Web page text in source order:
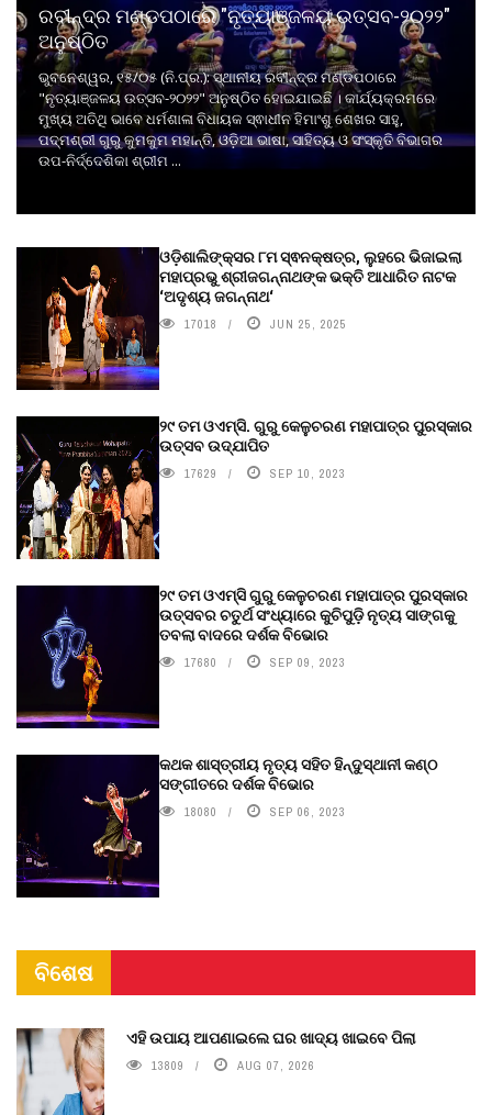
ରବୀନ୍ଦ୍ର ମଣ୍ଡପଠାରେ "ନୃତ୍ୟାଞ୍ଜଳୟ ଉତ୍ସବ-୨୦୨୨"
ଅନୁଷ୍ଠିତ
ଭୁବନେଶ୍ୱର, ୧୫/୦୫ (ନି.ପ୍ର.): ସ୍ଥାନୀୟ ରବୀନ୍ଦ୍ର ମଣ୍ଡପଠାରେ
"ନୃତ୍ୟାଞ୍ଜଳୟ ଉତ୍ସବ-୨୦୨୨" ଅନୁଷ୍ଠିତ ହୋଇଯାଇଛି । କାର୍ଯ୍ୟକ୍ରମରେ
ମୁଖ୍ୟ ଅତିଥି ଭାବେ ଧର୍ମଶାଳା ବିଧାୟକ ସ୍ଵାଧୀନ ହିମାଂଶୁ ଶେଖର ସାହୁ,
ପଦ୍ମଶ୍ରୀ ଗୁରୁ କୁମକୁମ ମହାନ୍ତି, ଓଡ଼ିଆ ଭାଷା, ସାହିତ୍ୟ ଓ ସଂସ୍କୃତି ବିଭାଗର
ଉପ-ନିର୍ଦ୍ଦେଶିକା ଶ୍ରୀମ ...
ଓଡ଼ିଶାଲିଙ୍କ୍ସର ୮ମ ସ୍ଵନକ୍ଷତ୍ର, ଲୁହରେ ଭିଜାଇଲା
ମହାପ୍ରଭୁ ଶ୍ରୀଜଗନ୍ନାଥଙ୍କ ଭକ୍ତି ଆଧାରିତ ନାଟକ
‘ଅଦୃଶ୍ୟ ଜଗନ୍ନାଥ‘
17018 JUN 25, 2025
୨୯ ତମ ଓଏମ୍‌ସି. ଗୁରୁ କେଳୁଚରଣ ମହାପାତ୍ର ପୁରସ୍କାର
ଉତ୍ସବ ଉଦ୍‍ଯାପିତ
17629 SEP 10, 2023
୨୯ ତମ ଓଏମ୍‌ସି ଗୁରୁ କେଳୁଚରଣ ମହାପାତ୍ର ପୁରସ୍କାର
ଉତ୍ସବର ଚତୁର୍ଥ ସଂଧ୍ୟାରେ କୁଚିପୁଡ଼ି ନୃତ୍ୟ ସାଙ୍ଗକୁ
ତବଲା ବାଦରେ ଦର୍ଶକ ବିଭୋର
17680 SEP 09, 2023
କଥକ ଶାସ୍ତ୍ରୀୟ ନୃତ୍ୟ ସହିତ ହିନ୍ଦୁସ୍ଥାନୀ କଣ୍ଠ
ସଙ୍ଗୀତରେ ଦର୍ଶକ ବିଭୋର
18080 SEP 06, 2023
ବିଶେଷ
ଏହି ଉପାୟ ଆପଣାଇଲେ ଘର ଖାଦ୍ୟ ଖାଇବେ ପିଲା
13809 AUG 07, 2026